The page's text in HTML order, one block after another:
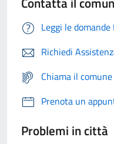
Leggi le
Richiedi
Chiama il
Prenota un
Problemi in città